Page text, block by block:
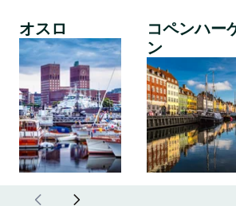
オスロ
コペンハー
ン